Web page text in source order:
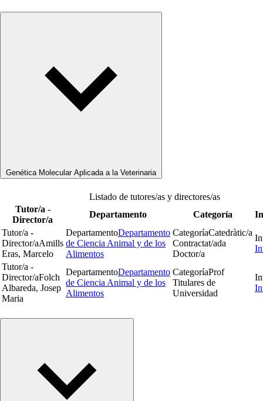
Genética Molecular Aplicada a la Veterinaria
Listado de tutores/as y directores/as
Tutor/a -
Director/a
Departamento Categoría
Tutor/a -
Director/aAmills
Eras, Marcelo
DepartamentoDepartamento
de Ciencia Animal y de los
Alimentos
CategoríaCatedràtic/a
Contractat/ada
Doctor/a
Tutor/a -
Director/aFolch
Albareda, Josep
Maria
DepartamentoDepartamento
de Ciencia Animal y de los
Alimentos
CategoríaProf
Titulares de
Universidad